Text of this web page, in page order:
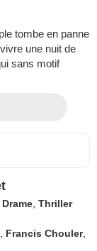
tombe en panne
une nuit de
sans motif
Drame ,Thriller
Francis Chouler,